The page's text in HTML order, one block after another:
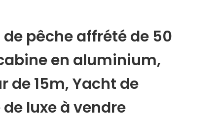
de pêche affrété de 50
en aluminium,
de 15m, Yacht de
luxe à vendre